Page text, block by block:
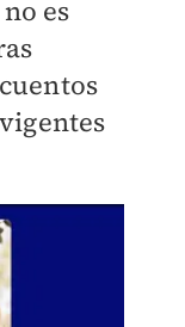
es